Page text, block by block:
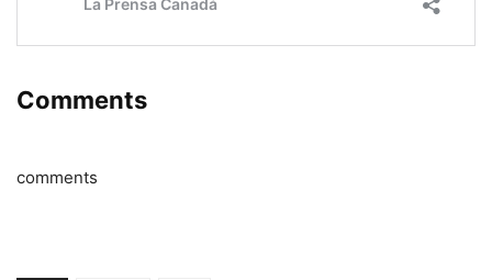
Comments
comments